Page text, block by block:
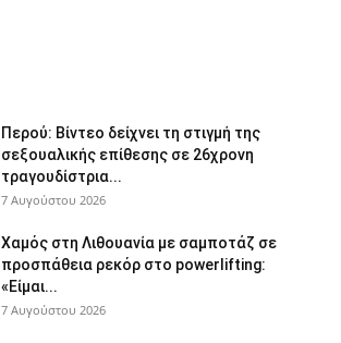
Περού: Βίντεο δείχνει τη στιγμή της
σεξουαλικής επίθεσης σε 26χρονη
τραγουδίστρια...
7 Αυγούστου 2026
Χαμός στη Λιθουανία με σαμποτάζ σε
προσπάθεια ρεκόρ στο powerlifting:
«Είμαι...
7 Αυγούστου 2026